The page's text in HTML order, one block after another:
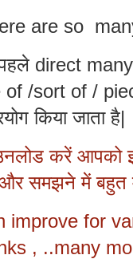
are so
direct many
/sort of /
किया जाता है|
करें आपको
समझने में बहुत
improve for
, ..many